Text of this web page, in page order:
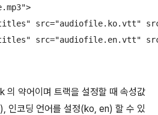
src="audiofile.ko.vtt"
src="audiofile.en.vtt"
약어이며 트랙을 설정할 때 속성값
인코딩 언어를 설정(ko, en) 할 수 있